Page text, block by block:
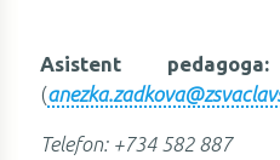
Asistent pedagoga:
(
Telefon: +734 582 887